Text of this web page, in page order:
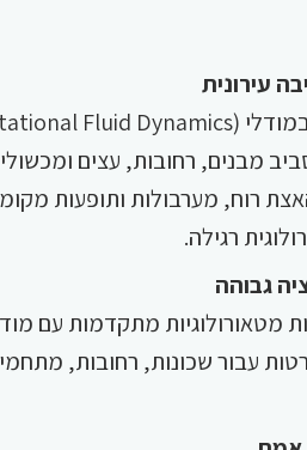
עירונית
מבנים, רחובות, עצים
רוח, מערבולות ותופעות
רגילה.
גבוהה
מטאורולוגיות מתקדמות עם
עבור שכונות, רחובות,